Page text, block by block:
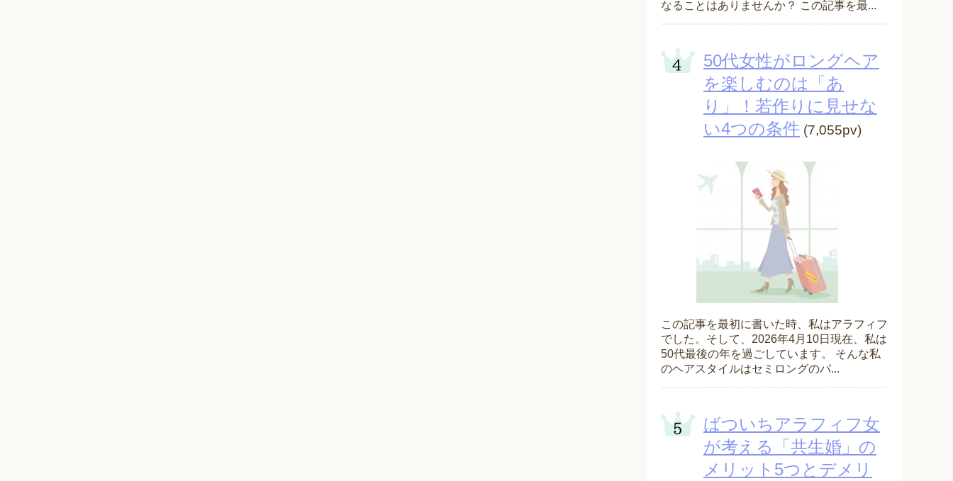
なることはありませんか？ この記事を最...
50代女性がロングヘア
を楽しむのは「あ
り」！若作りに見せな
い4つの条件 (7,055pv)
この記事を最初に書いた時、私はアラフィフ
でした。そして、2026年4月10日現在、私は
50代最後の年を過ごしています。 そんな私
のヘアスタイルはセミロングのパ...
ばついちアラフィフ女
が考える「共生婚」の
メリット5つとデメリ